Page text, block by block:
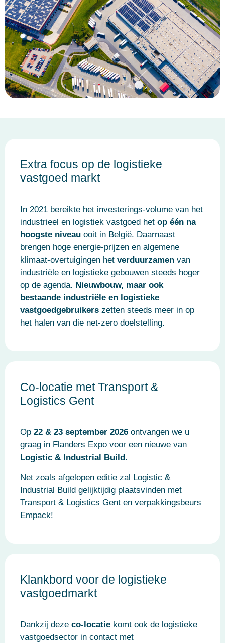
Extra focus op de logistieke
vastgoed markt
In 2021 bereikte het investerings-volume van het
industrieel en logistiek vastgoed het op één na
hoogste niveau ooit in België. Daarnaast
brengen hoge energie-prijzen en algemene
klimaat-overtuigingen het verduurzamen van
industriële en logistieke gebouwen steeds hoger
op de agenda. Nieuwbouw, maar ook
bestaande industriële en logistieke
vastgoedgebruikers zetten steeds meer in op
het halen van die net-zero doelstelling.
Co-locatie met Transport &
Logistics Gent
Op 22 & 23 september 2026 ontvangen we u
graag in Flanders Expo voor een nieuwe van
Logistic & Industrial Build .
Net zoals afgelopen editie zal Logistic &
Industrial Build gelijktijdig plaatsvinden met
Transport & Logistics Gent en verpakkingsbeurs
Empack!
Klankbord voor de logistieke
vastgoedmarkt
Dankzij deze co-locatie komt ook de logistieke
vastgoedsector in contact met